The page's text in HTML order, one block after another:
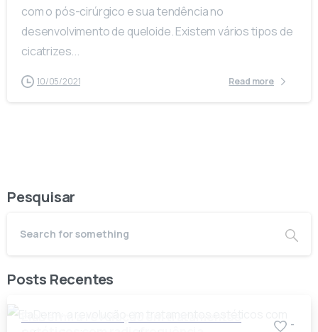
com o pós-cirúrgico e sua tendência no
desenvolvimento de queloide. Existem vários tipos de
cicatrizes...
10/05/2021 Read more
Pesquisar
Posts Recentes
-